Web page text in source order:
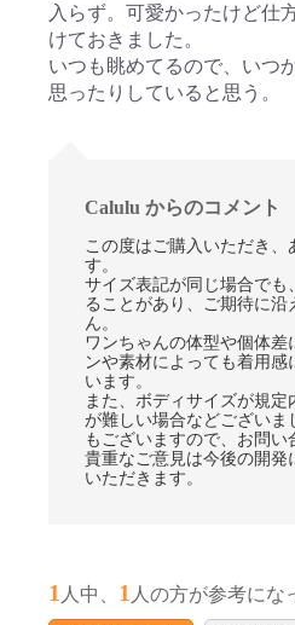
入らず。可愛かったけど仕
けておきました。
いつも眺めてるので、いつ
思ったりしていると思う。
Calulu からのコメント
この度はご購入いただき、
す。
サイズ表記が同じ場合でも
ることがあり、ご期待に沿
ん。
ワンちゃんの体型や個体差
ンや素材によっても着用
います。
また、ボディサイズが規定
が難しい場合などございま
もございますので、お問い
貴重なご意見は今後の開発
いただきます。
1 人中、 1 人の方が参考にな